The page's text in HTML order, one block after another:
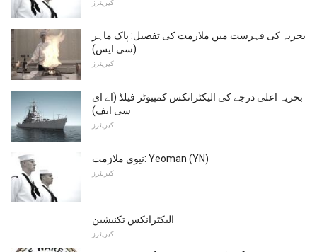
کیریئرز
بحریہ کی فہرست میں ملازمت کی تفصیل: پاک ماہر
(سی ایس)
کیریئرز
بحریہ اعلی درجے کی الیکٹرانکس کمپیوٹر فیلڈ (اے ای
سی ایف)
کیریئرز
نیوی ملازمت: Yeoman (YN)
کیریئرز
الیکٹرانکس تکنیشین
کیریئرز